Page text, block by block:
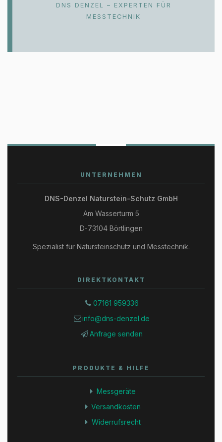
DNS DENZEL – EXPERTEN FÜR
MESSTECHNIK
UNTERNEHMEN
DNS-Denzel Naturstein-Schutz GmbH
Am Wasserturm 5
D-73104 Börtlingen
Spezialist für Natursteinschutz und Messtechnik.
DIREKTKONTAKT
07161 959336
info@dns-denzel.de
Anfrage senden
PRODUKTE & HILFE
Messgeräte
Versandkosten
Widerrufsrecht